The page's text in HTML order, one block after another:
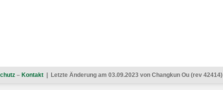
– Kontakt| Letzte Änderung am 03.09.2023 von Changkun Ou (rev 42414)